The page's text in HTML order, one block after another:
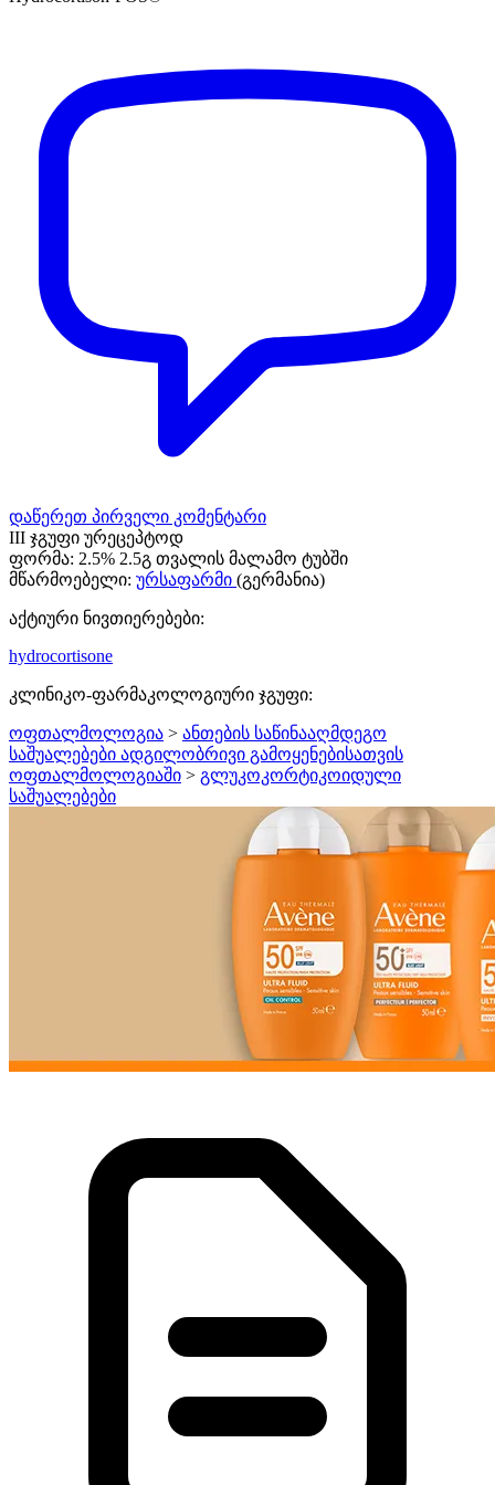
დაწერეთ პირველი კომენტარი
III ჯგუფი ურეცეპტოდ
ფორმა: 2.5% 2.5გ თვალის მალამო ტუბში
მწარმოებელი: ურსაფარმი (გერმანია)
აქტიური ნივთიერებები:
hydrocortisone
კლინიკო-ფარმაკოლოგიური ჯგუფი:
ოფთალმოლოგია > ანთების საწინააღმდეგო
საშუალებები ადგილობრივი გამოყენებისათვის
ოფთალმოლოგიაში > გლუკოკორტიკოიდული
საშუალებები